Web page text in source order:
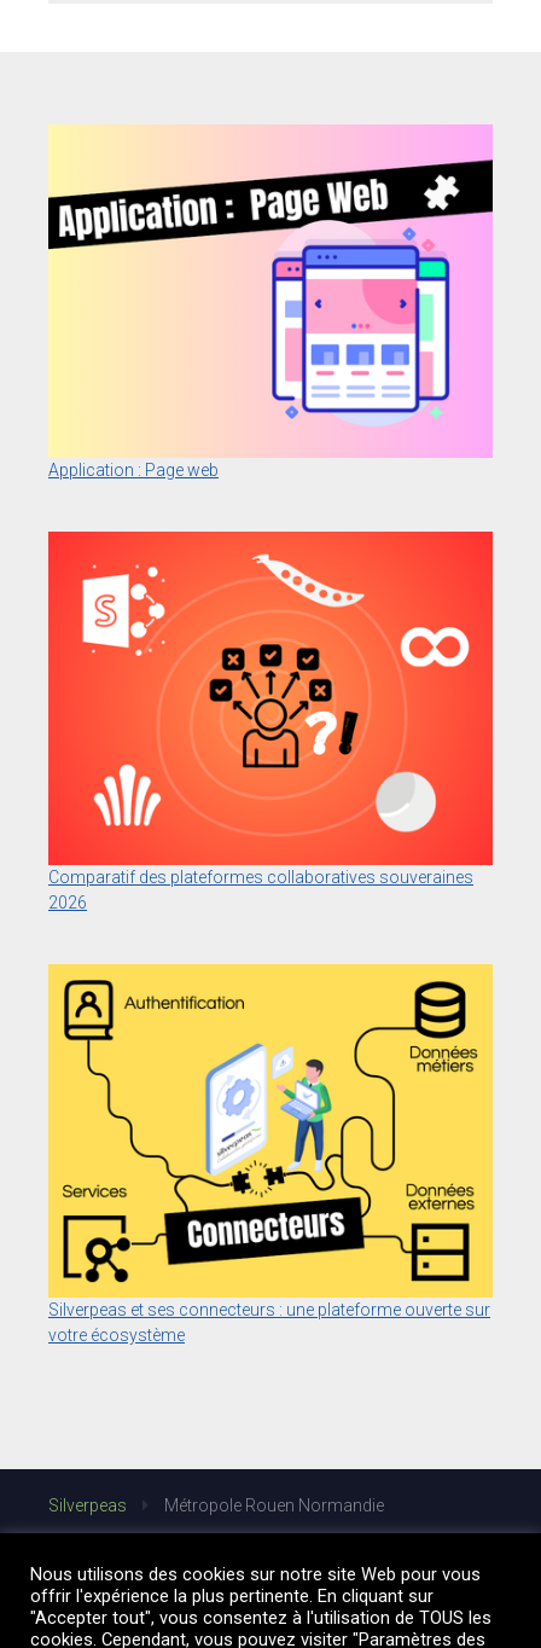
Application : Page web
Comparatif des plateformes collaboratives souveraines
2026
Silverpeas et ses connecteurs : une plateforme ouverte sur
votre écosystème
Silverpeas Métropole Rouen Normandie
Nous utilisons des cookies sur notre site Web pour vous
offrir l'expérience la plus pertinente. En cliquant sur
"Accepter tout", vous consentez à l'utilisation de TOUS les
cookies. Cependant, vous pouvez visiter "Paramètres des